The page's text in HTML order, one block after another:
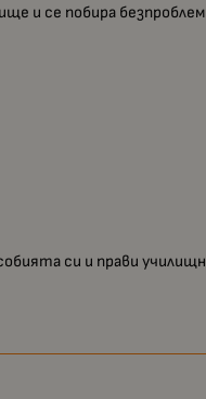
и се побира
си и прави